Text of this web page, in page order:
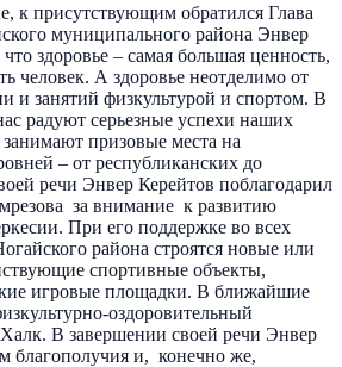
к присутствующим обратился Глава
муниципального района Энвер
здоровье – самая большая ценность,
человек. А здоровье неотделимо от
и занятий физкультурой и спортом. В
радуют серьезные успехи наших
призовые места на
– от республиканских до
речи Энвер Керейтов поблагодарил
за внимание к развитию
При его поддержке во всех
района строятся новые или
спортивные объекты,
игровые площадки. В ближайшие
оздоровительный
В завершении своей речи Энвер
благополучия и, конечно же,